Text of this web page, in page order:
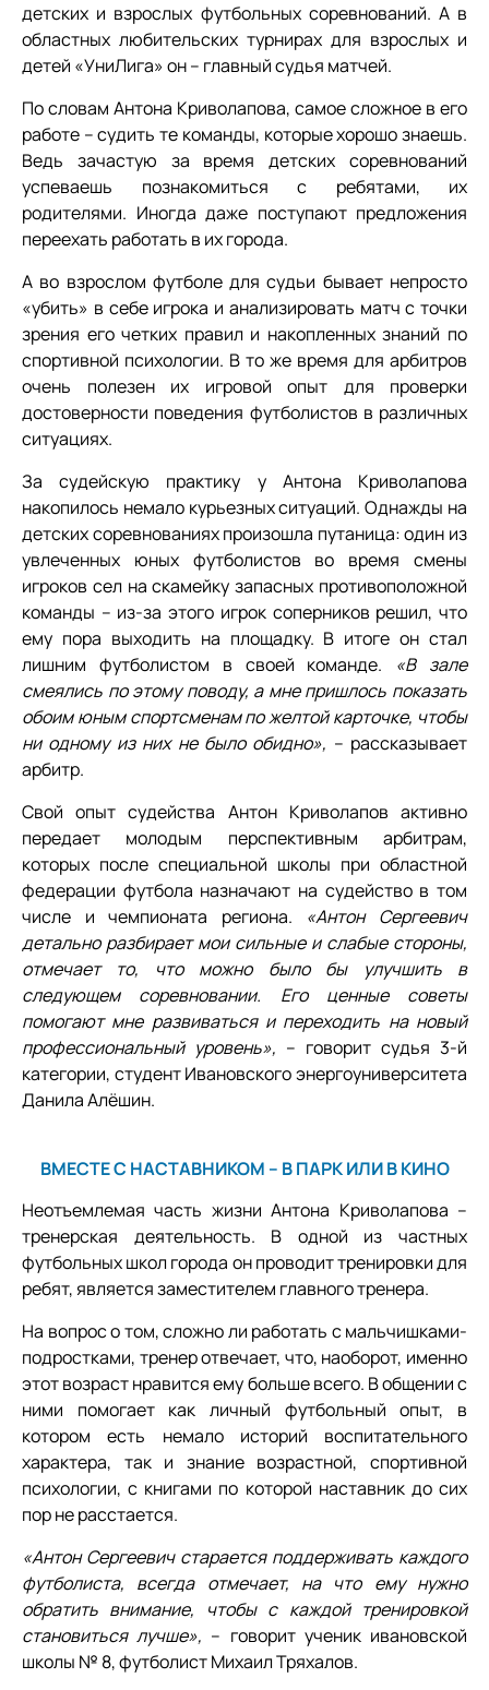
детских и взрослых футбольных соревнований. А в
областных любительских турнирах для взрослых и
детей «УниЛига» он – главный судья матчей.
По словам Антона Криволапова, самое сложное в его
работе – судить те команды, которые хорошо знаешь.
Ведь зачастую за время детских соревнований
успеваешь познакомиться с ребятами, их
родителями. Иногда даже поступают предложения
переехать работать в их города.
А во взрослом футболе для судьи бывает непросто
«убить» в себе игрока и анализировать матч с точки
зрения его четких правил и накопленных знаний по
спортивной психологии. В то же время для арбитров
очень полезен их игровой опыт для проверки
достоверности поведения футболистов в различных
ситуациях.
За судейскую практику у Антона Криволапова
накопилось немало курьезных ситуаций. Однажды на
детских соревнованиях произошла путаница: один из
увлеченных юных футболистов во время смены
игроков сел на скамейку запасных противоположной
команды – из-за этого игрок соперников решил, что
ему пора выходить на площадку. В итоге он стал
лишним футболистом в своей команде. «В зале
смеялись по этому поводу, а мне пришлось показать
обоим юным спортсменам по желтой карточке, чтобы
ни одному из них не было обидно», – рассказывает
арбитр.
Свой опыт судейства Антон Криволапов активно
передает молодым перспективным арбитрам,
которых после специальной школы при областной
федерации футбола назначают на судейство в том
числе и чемпионата региона. «Антон Сергеевич
детально разбирает мои сильные и слабые стороны,
отмечает то, что можно было бы улучшить в
следующем соревновании. Его ценные советы
помогают мне развиваться и переходить на новый
профессиональный уровень», – говорит судья 3-й
категории, студент Ивановского энергоуниверситета
Данила Алёшин.
ВМЕСТЕ С НАСТАВНИКОМ – В ПАРК ИЛИ В КИНО
Неотъемлемая часть жизни Антона Криволапова –
тренерская деятельность. В одной из частных
футбольных школ города он проводит тренировки для
ребят, является заместителем главного тренера.
На вопрос о том, сложно ли работать с мальчишками-
подростками, тренер отвечает, что, наоборот, именно
этот возраст нравится ему больше всего. В общении с
ними помогает как личный футбольный опыт, в
котором есть немало историй воспитательного
характера, так и знание возрастной, спортивной
психологии, с книгами по которой наставник до сих
пор не расстается.
«Антон Сергеевич старается поддерживать каждого
футболиста, всегда отмечает, на что ему нужно
обратить внимание, чтобы с каждой тренировкой
становиться лучше», – говорит ученик ивановской
школы № 8, футболист Михаил Тряхалов.